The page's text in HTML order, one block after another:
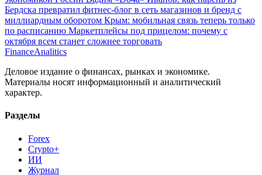
Бердска превратил фитнес-блог в сеть магазинов и бренд с
миллиардным оборотом Крым: мобильная связь теперь только
по расписанию Маркетплейсы под прицелом: почему с
октября всем станет сложнее торговать
FinanceAnalitics
Деловое издание о финансах, рынках и экономике.
Материалы носят информационный и аналитический
характер.
Разделы
Forex
Crypto+
ИИ
Журнал